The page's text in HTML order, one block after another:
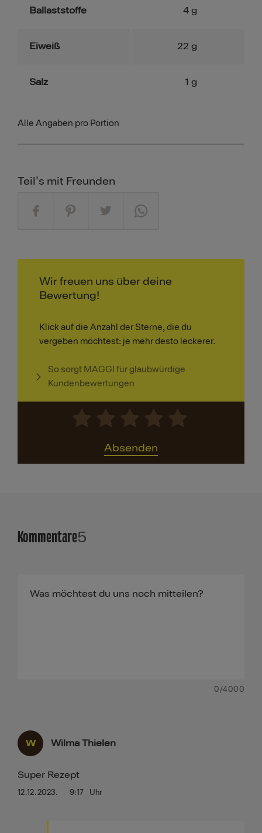
Ballaststoffe 4 g
Eiweiß 22 g
Salz 1 g
Alle Angaben pro Portion
Teil's mit Freunden
Wir freuen uns über deine
Bewertung!
Klick auf die Anzahl der Sterne, die du
vergeben möchtest: je mehr desto leckerer.
So sorgt MAGGI für glaubwürdige
Kundenbewertungen
Absenden
Kommentare5
0 /4000
W Wilma Thielen
12.12.2023. 9:17 Uhr
Super Rezept